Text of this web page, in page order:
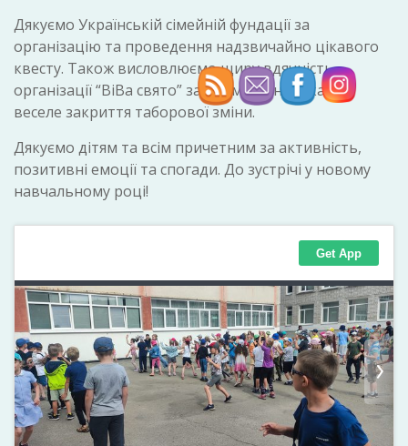
Дякуємо Українській сімейній фундації за
організацію та проведення надзвичайно цікавого
квесту. Також висловлюємо щиру вдячність
організації “ВіВа свято” за неймовірно цікаве і
веселе закриття таборової зміни.
Дякуємо дітям та всім причетним за активність,
позитивні емоції та спогади. До зустрічі у новому
навчальному році!